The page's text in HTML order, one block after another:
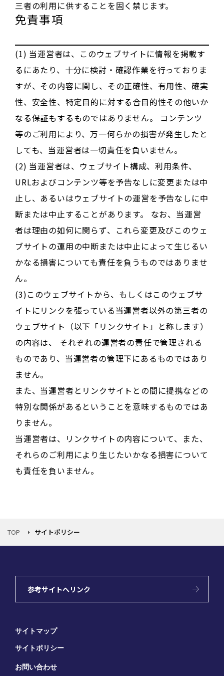
三者の利用に供することを固く禁じます。
免責事項
(1) 当運営者は、このウェブサイトに情報を掲載す
るにあたり、十分に検討・確認作業を行っておりま
すが、その内容に関し、その正確性、有用性、確実
性、安全性、特定目的に対する合目的性その他いか
なる保証もするものではありません。 コンテンツ
等のご利用により、万一何らかの損害が発生したと
しても、当運営者は一切責任を負いません。
(2) 当運営者は、ウェブサイト構成、利用条件、
URLおよびコンテンツ等を予告なしに変更または中
止し、あるいはウェブサイトの運営を予告なしに中
断または中止することがあります。 なお、当運営
者は理由の如何に関らず、これら変更及びこのウェ
ブサイトの運用の中断または中止によって生じるい
かなる損害についても責任を負うものではありませ
ん。
(3)このウェブサイトから、もしくはこのウェブサ
イトにリンクを張っている当運営者以外の第三者の
ウェブサイト（以下「リンクサイト」と称します）
の内容は、 それぞれの運営者の責任で管理される
ものであり、当運営者の管理下にあるものではあり
ません。
また、当運営者とリンクサイトとの間に提携などの
特別な関係があるということを意味するものではあ
りません。
当運営者は、リンクサイトの内容について、また、
それらのご利用により生じたいかなる損害について
も責任を負いません。
TOP サイトポリシー
参考サイトへリンク
サイトマップ
サイトポリシー
お問い合わせ